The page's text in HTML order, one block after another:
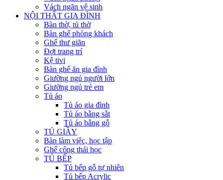
Vách ngăn vệ sinh
NỘI THẤT GIA ĐÌNH
Bàn thờ, tủ thờ
Bàn ghế phòng khách
Ghế thư giãn
Đợt trang trí
Kệ tivi
Bàn ghế ăn gia đình
Giường ngủ người lớn
Giường ngủ trẻ em
Tủ áo
Tủ áo gia đình
Tủ áo bằng sắt
Tủ áo bằng gỗ
TỦ GIẦY
Bàn làm việc, học tập
Ghế công thái học
TỦ BẾP
Tủ bếp gỗ tự nhiên
Tủ bếp Acrylic